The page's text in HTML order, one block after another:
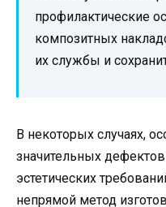
профилактические
композитных
их службы и
В некоторых случаях,
значительных
эстетических
непрямой метод